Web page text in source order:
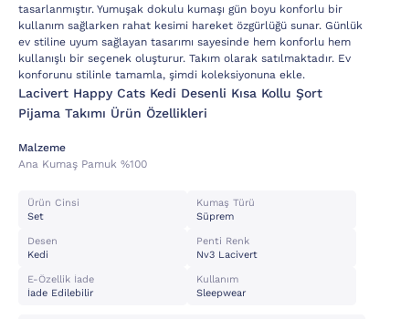
tasarlanmıştır. Yumuşak dokulu kumaşı gün boyu konforlu bir
kullanım sağlarken rahat kesimi hareket özgürlüğü sunar. Günlük
ev stiline uyum sağlayan tasarımı sayesinde hem konforlu hem
kullanışlı bir seçenek oluşturur. Takım olarak satılmaktadır. Ev
konforunu stilinle tamamla, şimdi koleksiyonuna ekle.
Lacivert Happy Cats Kedi Desenli Kısa Kollu Şort
Pijama Takımı Ürün Özellikleri
Malzeme
Ana Kumaş Pamuk %100
Ürün Cinsi
Set
Kumaş Türü
Süprem
Desen
Kedi
Penti Renk
Nv3 Lacivert
E-Özellik İade
İade Edilebilir
Kullanım
Sleepwear